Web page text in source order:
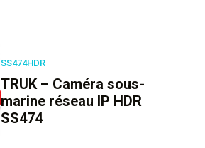
SS474HDR
TRUK – Caméra sous-
marine réseau IP HDR
SS474